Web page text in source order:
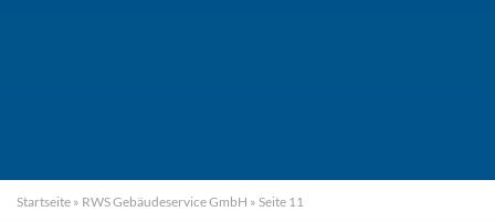
Startseite » RWS Gebäudeservice GmbH » Seite 11